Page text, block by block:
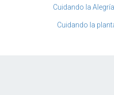
Cuidando la
Cuidando la